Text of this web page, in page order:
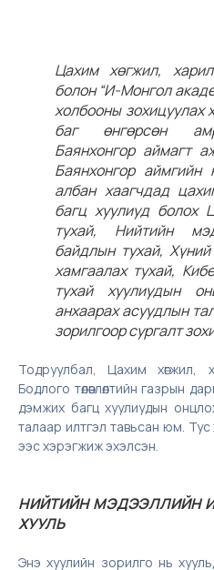
Цахим хөгжил,
болон “И-Монгол
холбооны зохицуулах
баг өнгөрсөн
Баянхонгор аймагт
Баянхонгор аймгийн
албан хаагчдад
багц хуулиуд болох
тухай, Нийтийн
байдлын тухай,
хамгаалах тухай,
тухай хуулиудын
анхаарах асуудлын
зорилгоор сургалт
Тодруулбал, Цахим хөгжил,
Бодлого төлөвлөлтийн газрын
дэмжих багц хуулиудын
талаар илтгэл тавьсан юм.
ээс хэрэгжиж эхэлсэн.
НИЙТИЙН МЭДЭЭЛЛИЙН
ХУУЛЬ
Энэ хуулийн зорилго нь